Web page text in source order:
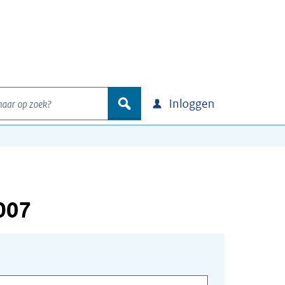
op zoek?
zoek Inloggen